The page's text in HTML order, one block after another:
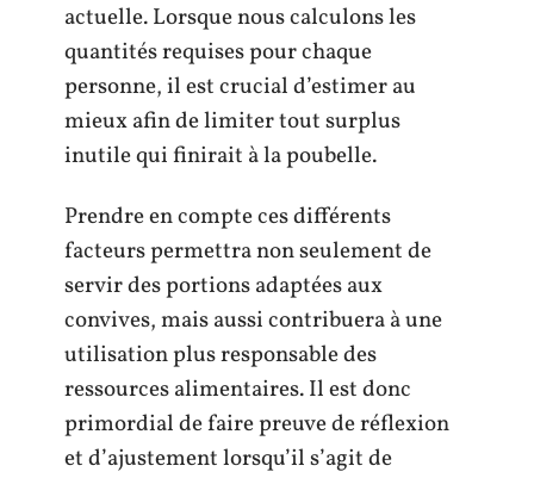
actuelle. Lorsque nous calculons les
quantités requises pour chaque
personne, il est crucial d’estimer au
mieux afin de limiter tout surplus
inutile qui finirait à la poubelle.
Prendre en compte ces différents
facteurs permettra non seulement de
servir des portions adaptées aux
convives, mais aussi contribuera à une
utilisation plus responsable des
ressources alimentaires. Il est donc
primordial de faire preuve de réflexion
et d’ajustement lorsqu’il s’agit de